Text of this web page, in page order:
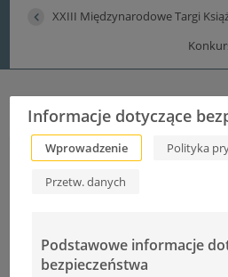
XXIII Międzynarodowe Targi
Informacje
Ł.Cudek
Informacje dotyczące
Wprowadzenie Polityka
Przetw. danych
Podstawowe informacje
bezpieczeństwa